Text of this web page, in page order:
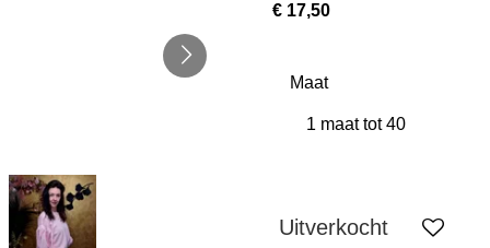
€ 17,50
Maat
Uitverkocht